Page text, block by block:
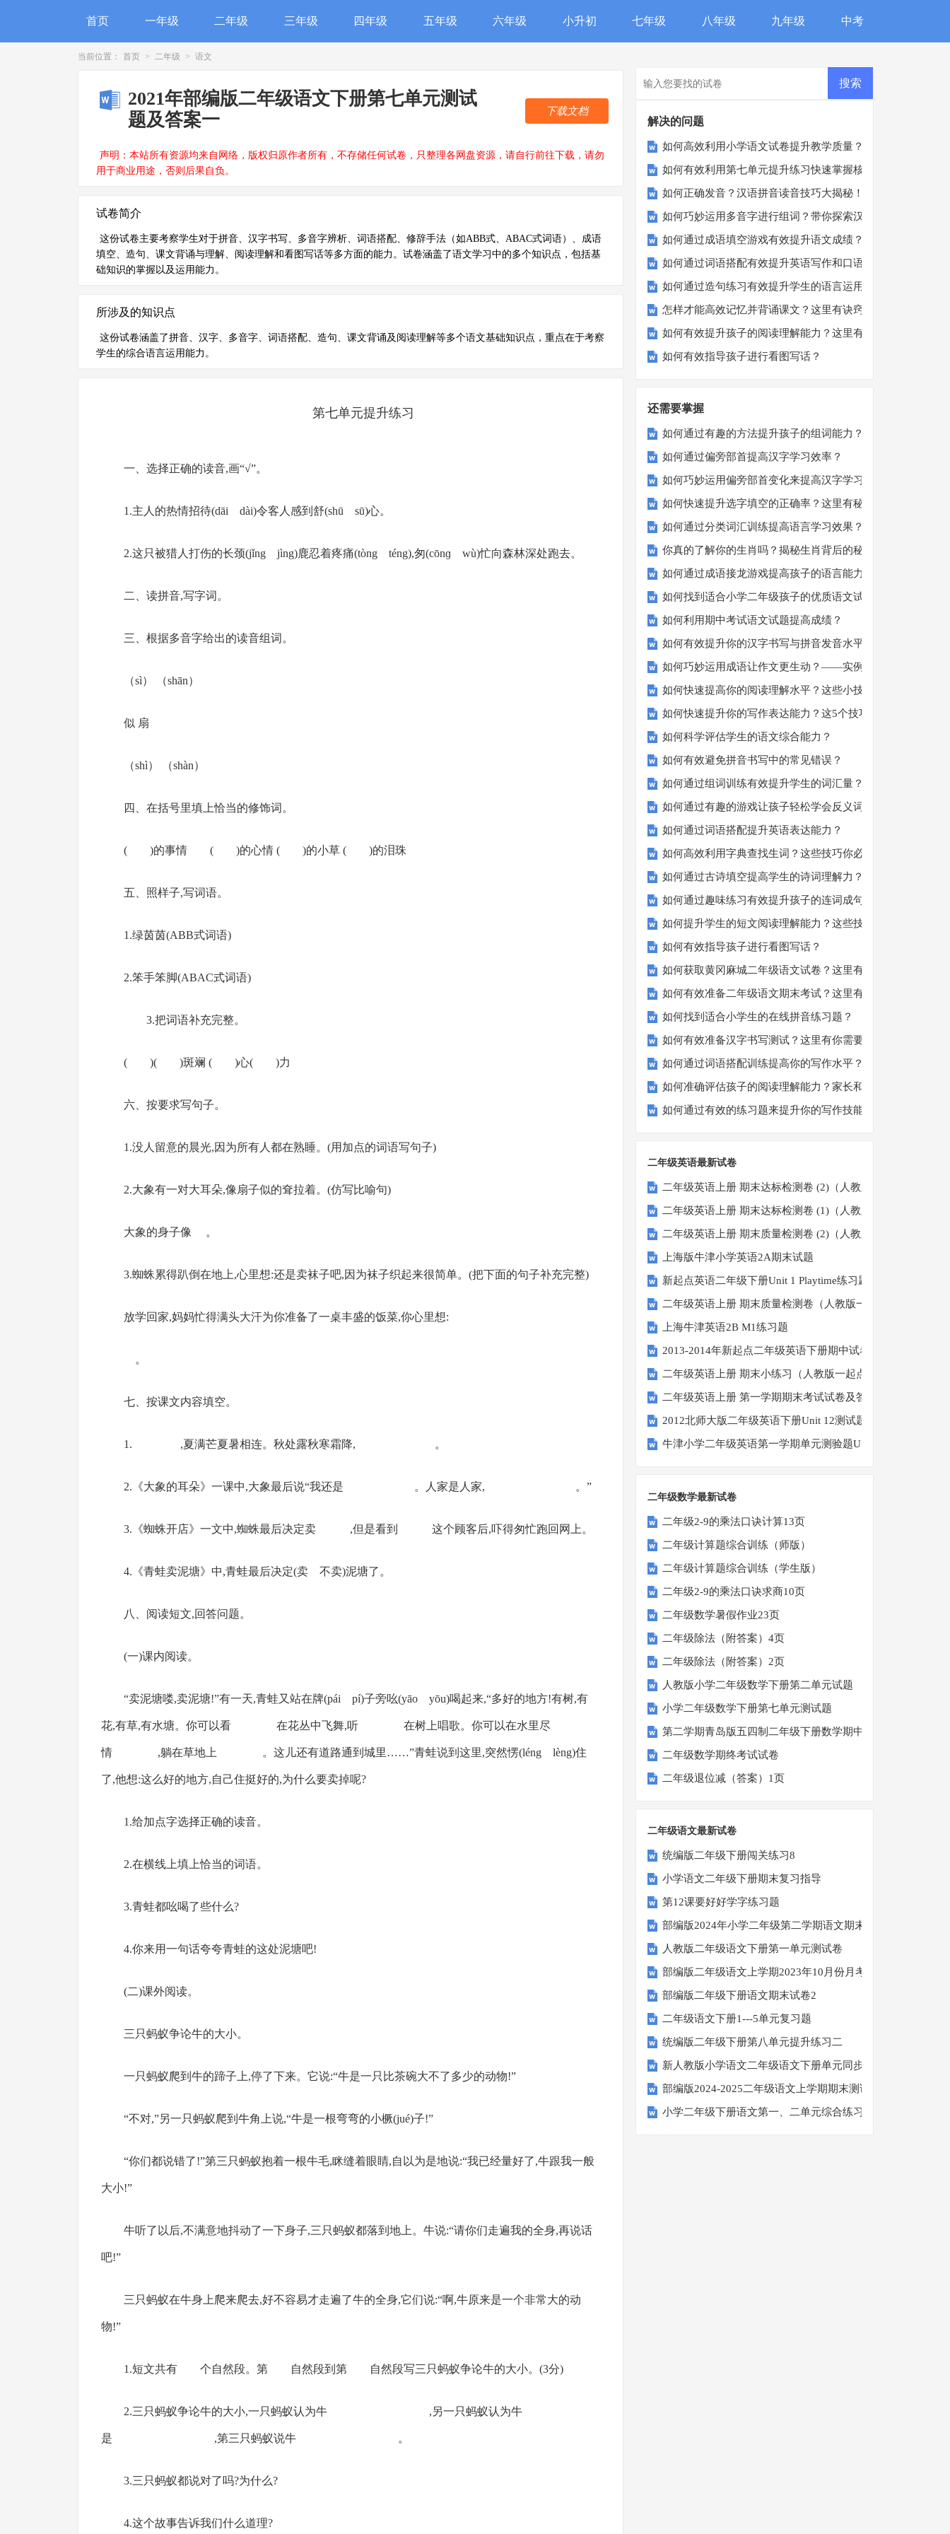
首页 一年级 二年级 三年级 四年级 五年级 六年级 小升初 七年级 八年级 九年级 中考
当前位置： 首页 > 二年级 > 语文
2021年部编版二年级语文下册第七单元测试
题及答案一
声明：本站所有资源均来自网络，版权归原作者所有，不存储任何试卷，只整理各网盘资源，请自行前往下载，请勿
用于商业用途，否则后果自负。
下载文档
试卷简介
这份试卷主要考察学生对于拼音、汉字书写、多音字辨析、词语搭配、修辞手法（如ABB式、ABAC式词语）、成语
填空、造句、课文背诵与理解、阅读理解和看图写话等多方面的能力。试卷涵盖了语文学习中的多个知识点，包括基
础知识的掌握以及运用能力。
所涉及的知识点
这份试卷涵盖了拼音、汉字、多音字、词语搭配、造句、课文背诵及阅读理解等多个语文基础知识点，重点在于考察
学生的综合语言运用能力。
第七单元提升练习
一、选择正确的读音,画“√”。
1.主人的热情招待(dāi dài)令客人感到舒(shū sū)心。
2.这只被猎人打伤的长颈(jǐng jìng)鹿忍着疼痛(tòng téng),匆(cōnɡ wù)忙向森林深处跑去。
二、读拼音,写字词。
三、根据多音字给出的读音组词。
（sì） （shān）
似 扇
（shì） （shàn）
四、在括号里填上恰当的修饰词。
( )的事情 ( )的心情 ( )的小草 ( )的泪珠
五、照样子,写词语。
1.绿茵茵(ABB式词语)
2.笨手笨脚(ABAC式词语)
3.把词语补充完整。
( )( )斑斓 ( )心( )力
六、按要求写句子。
1.没人留意的晨光,因为所有人都在熟睡。(用加点的词语写句子)
2.大象有一对大耳朵,像扇子似的耷拉着。(仿写比喻句)
大象的身子像 。
3.蜘蛛累得趴倒在地上,心里想:还是卖袜子吧,因为袜子织起来很简单。(把下面的句子补充完整)
放学回家,妈妈忙得满头大汗为你准备了一桌丰盛的饭菜,你心里想:
。
七、按课文内容填空。
1. ,夏满芒夏暑相连。秋处露秋寒霜降, 。
2.《大象的耳朵》一课中,大象最后说“我还是 。人家是人家, 。”
3.《蜘蛛开店》一文中,蜘蛛最后决定卖 ,但是看到 这个顾客后,吓得匆忙跑回网上。
4.《青蛙卖泥塘》中,青蛙最后决定(卖 不卖)泥塘了。
八、阅读短文,回答问题。
(一)课内阅读。
“卖泥塘喽,卖泥塘!”有一天,青蛙又站在牌(pái pí)子旁吆(yāo yōu)喝起来,“多好的地方!有树,有
花,有草,有水塘。你可以看 在花丛中飞舞,听 在树上唱歌。你可以在水里尽
情 ,躺在草地上 。这儿还有道路通到城里……”青蛙说到这里,突然愣(léng lèng)住
了,他想:这么好的地方,自己住挺好的,为什么要卖掉呢?
1.给加点字选择正确的读音。
2.在横线上填上恰当的词语。
3.青蛙都吆喝了些什么?
4.你来用一句话夸夸青蛙的这处泥塘吧!
(二)课外阅读。
三只蚂蚁争论牛的大小。
一只蚂蚁爬到牛的蹄子上,停了下来。它说:“牛是一只比茶碗大不了多少的动物!”
“不对,”另一只蚂蚁爬到牛角上说,“牛是一根弯弯的小橛(jué)子!”
“你们都说错了!”第三只蚂蚁抱着一根牛毛,眯缝着眼睛,自以为是地说:“我已经量好了,牛跟我一般
大小!”
牛听了以后,不满意地抖动了一下身子,三只蚂蚁都落到地上。牛说:“请你们走遍我的全身,再说话
吧!”
三只蚂蚁在牛身上爬来爬去,好不容易才走遍了牛的全身,它们说:“啊,牛原来是一个非常大的动
物!”
1.短文共有 个自然段。第 自然段到第 自然段写三只蚂蚁争论牛的大小。(3分)
2.三只蚂蚁争论牛的大小,一只蚂蚁认为牛 ,另一只蚂蚁认为牛
是 ,第三只蚂蚁说牛 。
3.三只蚂蚁都说对了吗?为什么?
4.这个故事告诉我们什么道理?
解决的问题
如何高效利用小学语文试卷提升教学质量？
如何有效利用第七单元提升练习快速掌握核心知识点？
如何正确发音？汉语拼音读音技巧大揭秘！
如何巧妙运用多音字进行组词？带你探索汉字的魅力
如何通过成语填空游戏有效提升语文成绩？
如何通过词语搭配有效提升英语写作和口语表达？
如何通过造句练习有效提升学生的语言运用能力？
怎样才能高效记忆并背诵课文？这里有诀窍！
如何有效提升孩子的阅读理解能力？这里有秘诀！
如何有效指导孩子进行看图写话？
还需要掌握
如何通过有趣的方法提升孩子的组词能力？
如何通过偏旁部首提高汉字学习效率？
如何巧妙运用偏旁部首变化来提高汉字学习效率？
如何快速提升选字填空的正确率？这里有秘诀！
如何通过分类词汇训练提高语言学习效果？
你真的了解你的生肖吗？揭秘生肖背后的秘密
如何通过成语接龙游戏提高孩子的语言能力？
如何找到适合小学二年级孩子的优质语文试卷？
如何利用期中考试语文试题提高成绩？
如何有效提升你的汉字书写与拼音发音水平？
如何巧妙运用成语让作文更生动？——实例解析与技巧分享
如何快速提高你的阅读理解水平？这些小技巧要知道！
如何快速提升你的写作表达能力？这5个技巧让你的文章更加
如何科学评估学生的语文综合能力？
如何有效避免拼音书写中的常见错误？
如何通过组词训练有效提升学生的词汇量？
如何通过有趣的游戏让孩子轻松学会反义词？
如何通过词语搭配提升英语表达能力？
如何高效利用字典查找生词？这些技巧你必须知道！
如何通过古诗填空提高学生的诗词理解力？
如何通过趣味练习有效提升孩子的连词成句能力？
如何提升学生的短文阅读理解能力？这些技巧你一定要知道！
如何有效指导孩子进行看图写话？
如何获取黄冈麻城二年级语文试卷？这里有你需要的答案！
如何有效准备二年级语文期末考试？这里有份模拟试题等你
如何找到适合小学生的在线拼音练习题？
如何有效准备汉字书写测试？这里有你需要知道的一切
如何通过词语搭配训练提高你的写作水平？
如何准确评估孩子的阅读理解能力？家长和教师必看！
如何通过有效的练习题来提升你的写作技能？
二年级英语最新试卷
二年级英语上册 期末达标检测卷 (2)（人教版一起点）
二年级英语上册 期末达标检测卷 (1)（人教版一起点）
二年级英语上册 期末质量检测卷 (2)（人教版一起点）
上海版牛津小学英语2A期末试题
新起点英语二年级下册Unit 1 Playtime练习题
二年级英语上册 期末质量检测卷（人教版一起点）
上海牛津英语2B M1练习题
2013-2014年新起点二年级英语下册期中试卷
二年级英语上册 期末小练习（人教版一起点）
二年级英语上册 第一学期期末考试试卷及答案（一）（人教
2012北师大版二年级英语下册Unit 12测试题
牛津小学二年级英语第一学期单元测验题U1-U2
二年级数学最新试卷
二年级2-9的乘法口诀计算13页
二年级计算题综合训练（师版）
二年级计算题综合训练（学生版）
二年级2-9的乘法口诀求商10页
二年级数学暑假作业23页
二年级除法（附答案）4页
二年级除法（附答案）2页
人教版小学二年级数学下册第二单元试题
小学二年级数学下册第七单元测试题
第二学期青岛版五四制二年级下册数学期中考试卷
二年级数学期终考试试卷
二年级退位减（答案）1页
二年级语文最新试卷
统编版二年级下册闯关练习8
小学语文二年级下册期末复习指导
第12课要好好学字练习题
部编版2024年小学二年级第二学期语文期末综合测试
人教版二年级语文下册第一单元测试卷
部编版二年级语文上学期2023年10月份月考试卷
部编版二年级下册语文期末试卷2
二年级语文下册1---5单元复习题
统编版二年级下册第八单元提升练习二
新人教版小学语文二年级语文下册单元同步测试题(8K全册精
部编版2024-2025二年级语文上学期期末测试卷
小学二年级下册语文第一、二单元综合练习题